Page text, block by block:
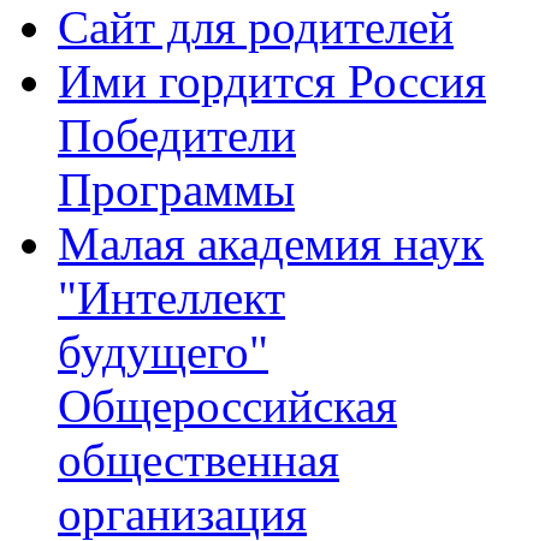
Сайт для родителей
Ими гордится Россия
Победители
Программы
Малая академия наук
"Интеллект
будущего"
Общероссийская
общественная
организация